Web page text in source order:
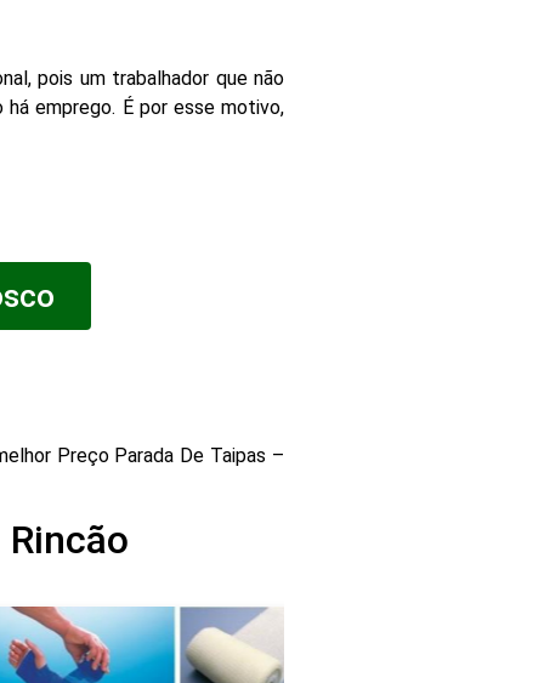
pois um trabalhador que não
emprego. É por esse motivo,
Preço Parada De Taipas –